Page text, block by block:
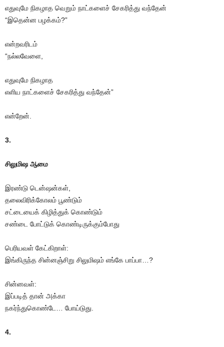
எதுவுமே நிகழாத வெறும் நாட்களைச் சேகரித்து வந்தேன்
“இதென்ன பழக்கம்?”
என்றவரிடம்
“நல்லவேளை,
எதுவுமே நிகழாத
எளிய நாட்களைச் சேகரித்து வந்தேன்”
என்றேன்.
3.
சிலுமிஷ ஆமை
இரண்டு டென்ஷன்கள்,
தலைவிரிக்கோலம் பூண்டும்
சட்டையைக் கிழித்துக் கொண்டும்
சண்டை போட்டுக் கொண்டிருக்கும்போது
பெரியவள் கேட்கிறாள்:
இங்கிருந்த சின்னஞ்சிறு சிலுமிஷம் எங்கே பாப்பா…?
சின்னவள்:
இப்படித் தான் அக்கா
நகர்ந்துகொண்டே… போய்டுது.
4.